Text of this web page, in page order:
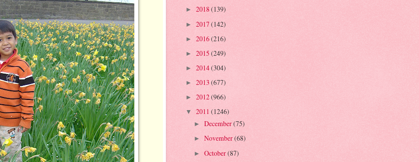
► 2018(139)
► 2017 (142)
► 2016(216)
► 2015 (249)
► 2014(304)
► 2013 (677)
► 2012(966)
▼ 2011 (1246)
► December(75)
► November(68)
► October(87)